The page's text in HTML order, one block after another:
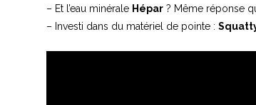
– Et l’eau minérale Hépar ? Même réponse
– Investi dans du matériel de pointe :